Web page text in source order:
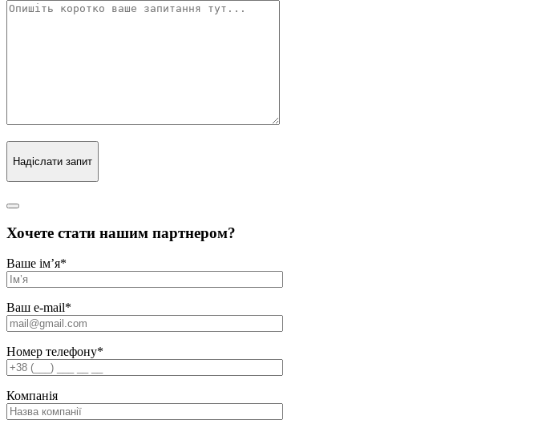
Надіслати запит
Хочете стати нашим партнером?
Ваше ім’я*
Ваш e-mail*
Номер телефону*
Компанія